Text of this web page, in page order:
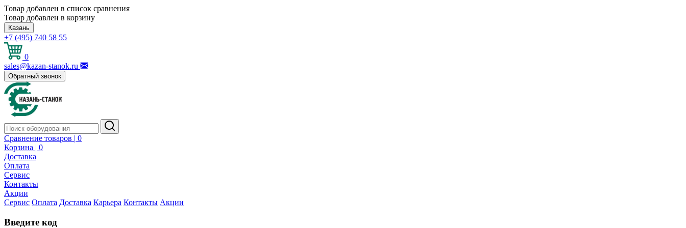
Товар добавлен в список сравнения
Товар добавлен в корзину
Казань
+7 (495) 740 58 55
0
sales@kazan-stanok.ru
Обратный звонок
Сравнение товаров | 0
Корзина | 0
Доставка
Оплата
Сервис
Контакты
Акции
Сервис Оплата Доставка Карьера Контакты Акции
Введите код